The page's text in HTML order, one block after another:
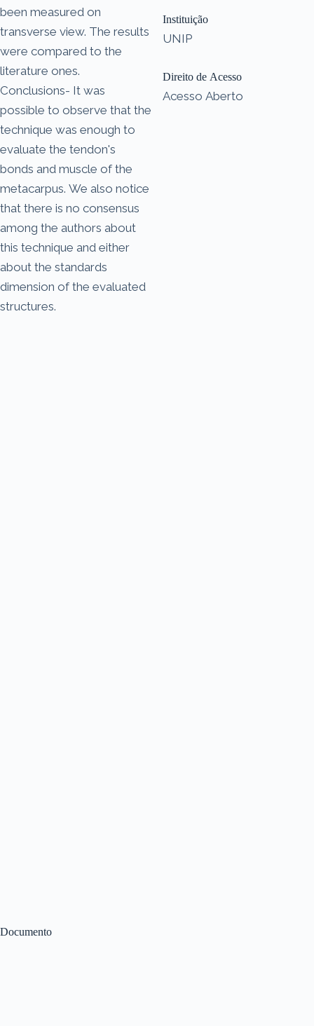
Documento
been measured on
transverse view. The results
were compared to the
literature ones.
Conclusions- It was
possible to observe that the
technique was enough to
evaluate the tendon's
bonds and muscle of the
metacarpus. We also notice
that there is no consensus
among the authors about
this technique and either
about the standards
dimension of the evaluated
structures.
Instituição
UNIP
Direito de Acesso
Acesso Aberto